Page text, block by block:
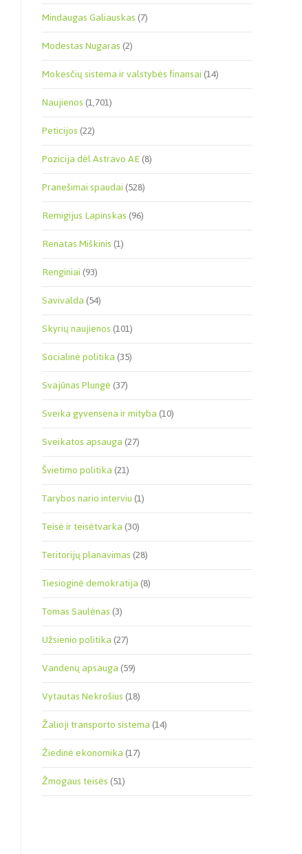
Mindaugas Galiauskas(7)
Modestas Nugaras(2)
Mokesčių sistema ir valstybės finansai(14)
Naujienos(1,701)
Peticijos(22)
Pozicija dėl Astravo AE(8)
Pranešimai spaudai(528)
Remigijus Lapinskas(96)
Renatas Miškinis(1)
Renginiai(93)
Savivalda(54)
Skyrių naujienos(101)
Socialinė politika(35)
Svajūnas Plungė(37)
Sveika gyvensena ir mityba(10)
Sveikatos apsauga(27)
Švietimo politika(21)
Tarybos nario interviu(1)
Teisė ir teisėtvarka(30)
Teritorijų planavimas(28)
Tiesioginė demokratija(8)
Tomas Saulėnas(3)
Užsienio politika(27)
Vandenų apsauga(59)
Vytautas Nekrošius(18)
Žalioji transporto sistema(14)
Žiedinė ekonomika(17)
Žmogaus teisės(51)